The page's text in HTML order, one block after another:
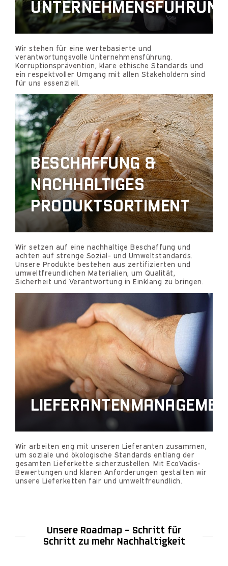
UNTERNEHMENSFÜHRUNG
Wir stehen für eine wertebasierte und
verantwortungsvolle Unternehmensführung.
Korruptionsprävention, klare ethische Standards und
ein respektvoller Umgang mit allen Stakeholdern sind
für uns essenziell.
BESCHAFFUNG &
NACHHALTIGES
PRODUKTSORTIMENT
Wir setzen auf eine nachhaltige Beschaffung und
achten auf strenge Sozial- und Umweltstandards.
Unsere Produkte bestehen aus zertifizierten und
umweltfreundlichen Materialien, um Qualität,
Sicherheit und Verantwortung in Einklang zu bringen.
Wir arbeiten eng mit unseren Lieferanten zusammen,
um soziale und ökologische Standards entlang der
gesamten Lieferkette sicherzustellen. Mit EcoVadis-
Bewertungen und klaren Anforderungen gestalten wir
unsere Lieferketten fair und umweltfreundlich.
Unsere Roadmap – Schritt für
Schritt zu mehr Nachhaltigkeit